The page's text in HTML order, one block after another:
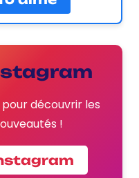
découvrir les
!